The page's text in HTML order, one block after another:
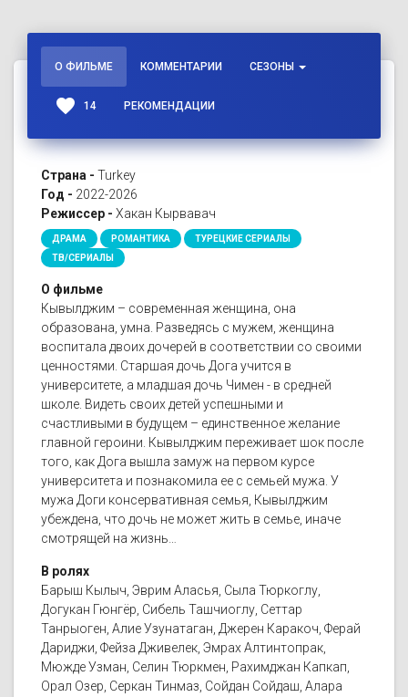
О ФИЛЬМЕ КОММЕНТАРИИ СЕЗОНЫ
favorite 14 РЕКОМЕНДАЦИИ
Страна - Turkey
Год - 2022-2026
Режиссер - Хакан Кырвавач
ДРАМА РОМАНТИКА
ТУРЕЦКИЕ СЕРИАЛЫ
ТВ/СЕРИАЛЫ
О фильме
Кывылджим – современная женщина, она
образована, умна. Разведясь с мужем, женщина
воспитала двоих дочерей в соответствии со своими
ценностями. Старшая дочь Дога учится в
университете, а младшая дочь Чимен - в средней
школе. Видеть своих детей успешными и
счастливыми в будущем – единственное желание
главной героини. Кывылджим переживает шок после
того, как Дога вышла замуж на первом курсе
университета и познакомила ее с семьей мужа. У
мужа Доги консервативная семья, Кывылджим
убеждена, что дочь не может жить в семье, иначе
смотрящей на жизнь…
В ролях
Барыш Кылыч, Эврим Аласья, Сыла Тюркоглу,
Догукан Гюнгёр, Сибель Ташчиоглу, Сеттар
Танрыоген, Алие Узунатаган, Джерен Каракоч, Ферай
Дариджи, Фейза Дживелек, Эмрах Алтинтопрак,
Мюжде Узман, Селин Тюркмен, Рахимджан Капкап,
Орал Озер, Серкан Тинмаз, Сойдан Сойдаш, Алара